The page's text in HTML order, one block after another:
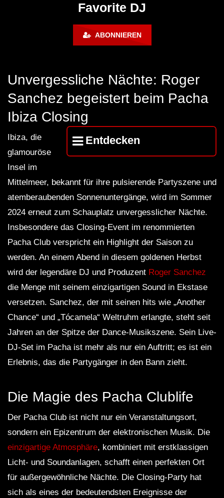
Favorite DJ
ABONNIEREN
Unvergessliche Nächte: Roger
Sanchez begeistert beim Pacha
Ibiza Closing
Entdecken
Ibiza, die
glamouröse
Insel im
Mittelmeer, bekannt für ihre pulsierende Partyszene und
atemberaubenden Sonnenuntergänge, wird im Sommer
2024 erneut zum Schauplatz unvergesslicher Nächte.
Insbesondere das Closing-Event im renommierten
Pacha Club verspricht ein Highlight der Saison zu
werden. An einem Abend in diesem goldenen Herbst
wird der legendäre DJ und Produzent Roger Sanchez
die Menge mit seinem einzigartigen Sound in Ekstase
versetzen. Sanchez, der mit seinen hits wie „Another
Chance“ und „Tócamela“ Weltruhm erlangte, steht seit
Jahren an der Spitze der Dance-Musikszene. Sein Live-
DJ-Set im Pacha ist mehr als nur ein Auftritt; es ist ein
Erlebnis, das die Partygänger in den Bann zieht.
Die Magie des Pacha Clublife
Der Pacha Club ist nicht nur ein Veranstaltungsort,
sondern ein Epizentrum der elektronischen Musik. Die
einzigartige Atmosphäre, kombiniert mit erstklassigen
Licht- und Soundanlagen, schafft einen perfekten Ort
für außergewöhnliche Nächte. Die Closing-Party hat
sich als eines der bedeutendsten Ereignisse der